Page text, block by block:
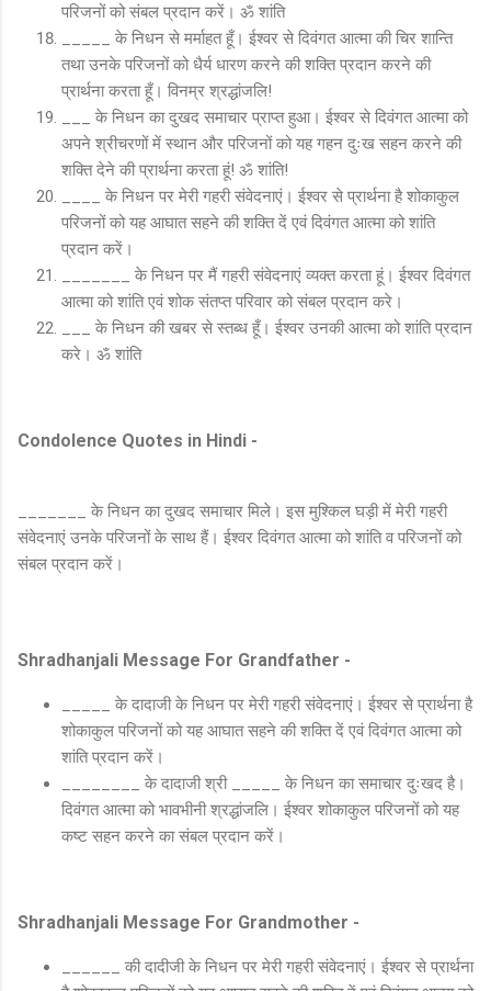
परिजनों को संबल प्रदान करें। ॐ शांति
_____ के निधन से मर्माहत हूँ। ईश्वर से दिवंगत आत्मा की चिर शान्ति
तथा उनके परिजनों को धैर्य धारण करने की शक्ति प्रदान करने की
प्रार्थना करता हूँ। विनम्र श्रद्धांजलि!
___ के निधन का दुखद समाचार प्राप्त हुआ। ईश्वर से दिवंगत आत्मा को
अपने श्रीचरणों में स्थान और परिजनों को यह गहन दुःख सहन करने की
शक्ति देने की प्रार्थना करता हूं! ॐ शांति!
____ के निधन पर मेरी गहरी संवेदनाएं। ईश्वर से प्रार्थना है शोकाकुल
परिजनों को यह आघात सहने की शक्ति दें एवं दिवंगत आत्मा को शांति
प्रदान करें।
_______ के निधन पर मैं गहरी संवेदनाएं व्यक्त करता हूं। ईश्वर दिवंगत
आत्मा को शांति एवं शोक संतप्त परिवार को संबल प्रदान करे।
___ के निधन की खबर से स्तब्ध हूँ। ईश्वर उनकी आत्मा को शांति प्रदान
करे। ॐ शांति
Condolence Quotes in Hindi -
_______ के निधन का दुखद समाचार मिले। इस मुश्किल घड़ी में मेरी गहरी
संवेदनाएं उनके परिजनों के साथ हैं। ईश्वर दिवंगत आत्मा को शांति व परिजनों को
संबल प्रदान करें।
Shradhanjali Message For Grandfather -
_____ के दादाजी के निधन पर मेरी गहरी संवेदनाएं। ईश्वर से प्रार्थना है
शोकाकुल परिजनों को यह आघात सहने की शक्ति दें एवं दिवंगत आत्मा को
शांति प्रदान करें।
________ के दादाजी श्री _____ के निधन का समाचार दुःखद है।
दिवंगत आत्मा को भावभीनी श्रद्धांजलि। ईश्वर शोकाकुल परिजनों को यह
कष्ट सहन करने का संबल प्रदान करें।
Shradhanjali Message For Grandmother -
______ की दादीजी के निधन पर मेरी गहरी संवेदनाएं। ईश्वर से प्रार्थना